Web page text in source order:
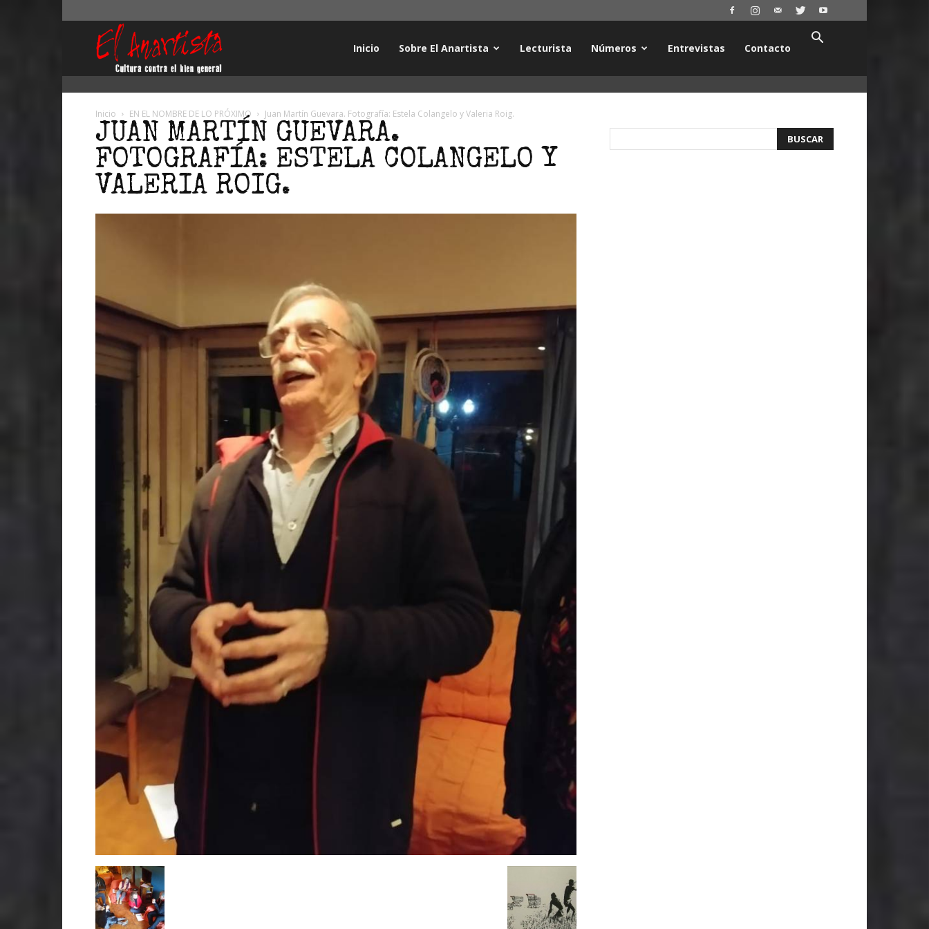
Inicio Sobre El Anartista Lecturista Números Entrevistas Contacto
Inicio EN EL NOMBRE DE LO PRÓXIMO Juan Martín Guevara. Fotografía: Estela Colangelo y Valeria Roig.
JUAN MARTÍN GUEVARA.
FOTOGRAFÍA: ESTELA COLANGELO Y
VALERIA ROIG.